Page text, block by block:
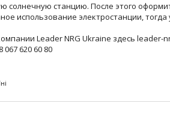
солнечную станцию. После этого
использование электростанции,
Leader NRG Ukraine здесь leader-
620 60 80